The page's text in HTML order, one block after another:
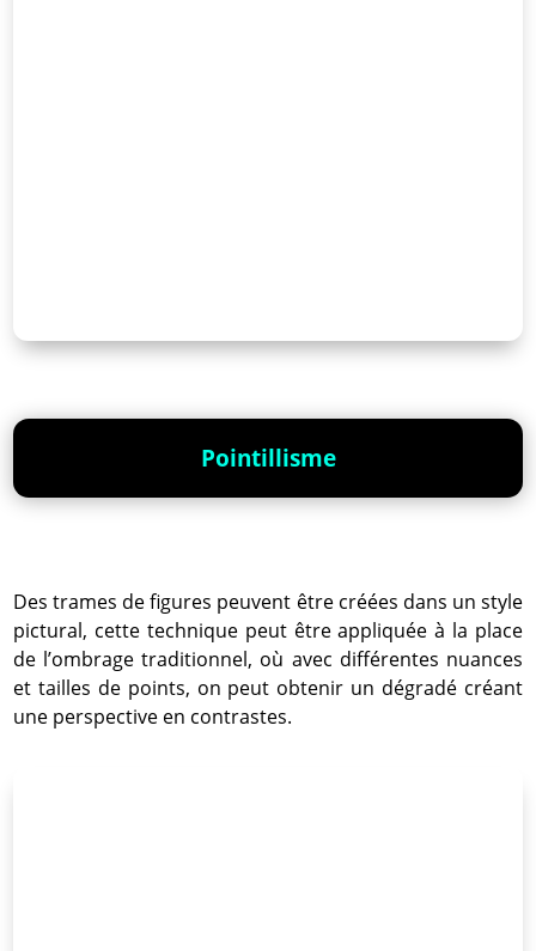
Pointillisme
Des trames de figures peuvent être créées dans un style
pictural, cette technique peut être appliquée à la place
de l’ombrage traditionnel, où avec différentes nuances
et tailles de points, on peut obtenir un dégradé créant
une perspective en contrastes.